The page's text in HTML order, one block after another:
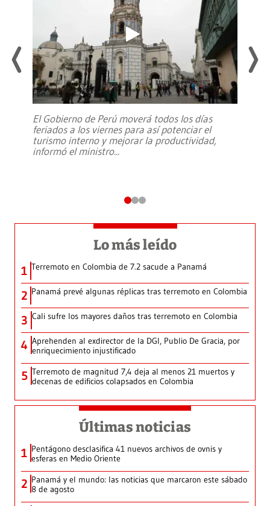
El Gobierno de Perú moverá todos los días
feriados a los viernes para así potenciar el
turismo interno y mejorar la productividad,
informó el ministro...
Lo más leído
1 Terremoto en Colombia de 7.2 sacude a Panamá
2 Panamá prevé algunas réplicas tras terremoto en Colombia
3 Cali sufre los mayores daños tras terremoto en Colombia
4 Aprehenden al exdirector de la DGI, Publio De Gracia, por
enriquecimiento injustificado
5 Terremoto de magnitud 7,4 deja al menos 21 muertos y
decenas de edificios colapsados en Colombia
Últimas noticias
1 Pentágono desclasifica 41 nuevos archivos de ovnis y
esferas en Medio Oriente
2 Panamá y el mundo: las noticias que marcaron este sábado
8 de agosto